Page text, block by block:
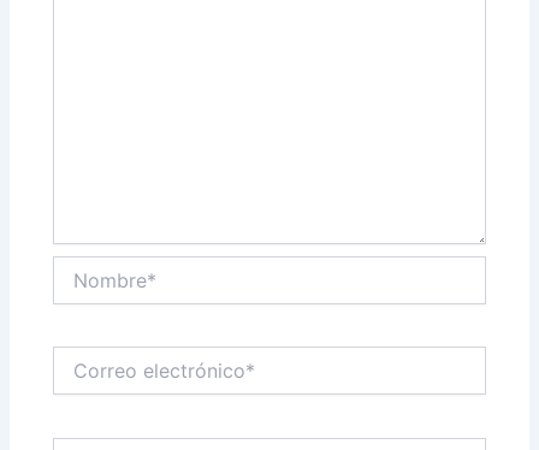
electrónico*